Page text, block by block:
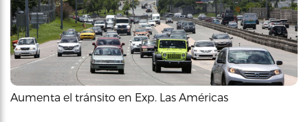
Aumenta el tránsito en Exp. Las Américas